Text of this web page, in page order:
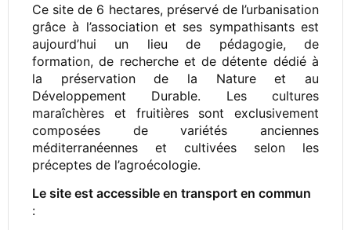
Ce site de 6 hectares, préservé de l’urbanisation
grâce à l’association et ses sympathisants est
aujourd’hui un lieu de pédagogie, de
formation, de recherche et de détente dédié à
la préservation de la Nature et au
Développement Durable. Les cultures
maraîchères et fruitières sont exclusivement
composées de variétés anciennes
méditerranéennes et cultivées selon les
préceptes de l’agroécologie.
Le site est accessible en transport en commun
: